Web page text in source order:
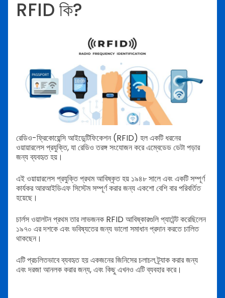
RFID কি?
রেডিও-ফ্রিকোয়েন্সি আইডেন্টিফিকেশন (RFID) হল একটি ধরনের
ওয়ায়ারলেস প্রযুক্তি, যা রেডিও তরঙ্গ সংযোজন করে এম্বেডেড ডেটা পড়ার
জন্য ব্যবহৃত হয়।
এই ওয়ায়ারলেস প্রযুক্তি প্রথম আবিষ্কৃত হয় ১৯৪৮ সালে এবং একটি সম্পূর্ণ
কার্যকর আরআইডিএফ সিস্টেম সম্পূর্ণ করার জন্য একশো বেশি বার পরিবর্তিত
হয়েছে।
চার্লস ওয়ালটন প্রথম তার লাভজনক RFID আবিষ্কারগুলি প্যাটেন্ট করেছিলেন
১৯৭০ এর দশকে এবং ভবিষ্যতের জন্য ভালো সমাধান প্রদান করতে চালিত
থাকছেন।
এটি প্রচলিতভাবে ব্যবহৃত হয় একজনের জিনিসের চলাচল ট্র্যাক করার জন্য
এবং দরজা আনলক করার জন্য, এবং কিছু এখনও এটি ব্যবহার করে।